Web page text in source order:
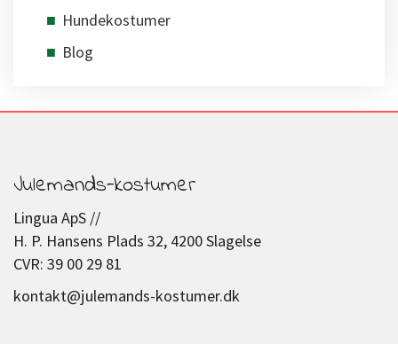
Hundekostumer
Blog
Julemands-kostumer
Lingua ApS //
H. P. Hansens Plads 32, 4200 Slagelse
CVR: 39 00 29 81
kontakt@julemands-kostumer.dk